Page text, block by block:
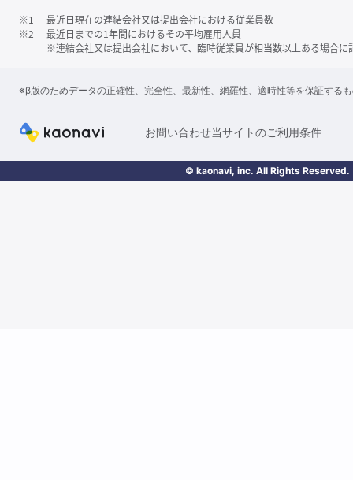
※1
最近日現在の連結会社又は提出会社における従業員数
※2
最近日までの1年間におけるその平均雇用人員
※連結会社又は提出会社において、臨時従業員が相当数以上ある場合に
※β版のためデータの正確性、完全性、最新性、網羅性、適時性等を保証する
お問い合わせ当サイトのご利用条件
© kaonavi, inc. All Rights Reserved.